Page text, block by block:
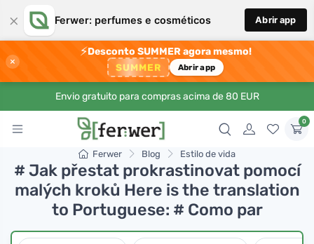
× Ferwer: perfumes e cosméticos Abrir app
×
⚡Desconto SUMMER agora mesmo!
SUMMER Abrir app
Envio gratuito para compras acima de 80 EUR
0
Ferwer Blog Estilo de vida
# Jak přestat prokrastinovat pomocí
malých kroků Here is the translation
to Portuguese: # Como par